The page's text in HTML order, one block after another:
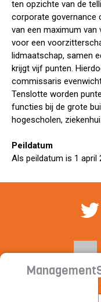
ten opzichte van de
corporate governance
van een maximum
voor een
lidmaatschap, samen
krijgt vijf punten.
commissaris
Tenslotte worden
functies bij de grote
hogescholen,
Peildatum
Als peildatum is 1 april